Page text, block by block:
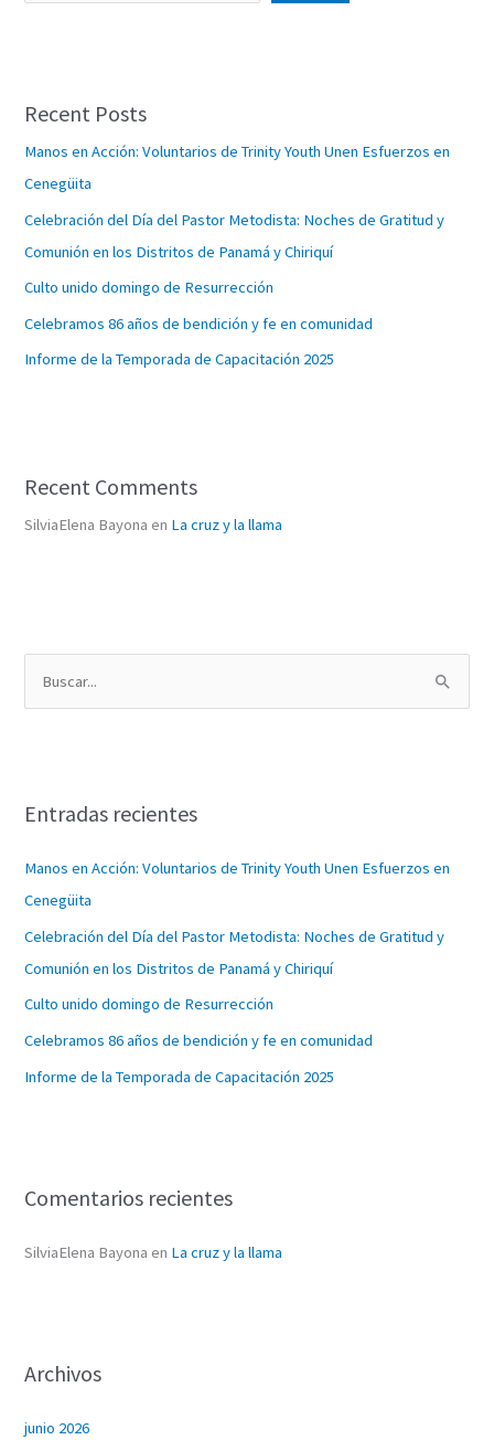
Recent Posts
Manos en Acción: Voluntarios de Trinity Youth Unen Esfuerzos en
Cenegüita
Celebración del Día del Pastor Metodista: Noches de Gratitud y
Comunión en los Distritos de Panamá y Chiriquí
Culto unido domingo de Resurrección
Celebramos 86 años de bendición y fe en comunidad
Informe de la Temporada de Capacitación 2025
Recent Comments
SilviaElena Bayona en La cruz y la llama
a
p
o
r
:
Entradas recientes
Manos en Acción: Voluntarios de Trinity Youth Unen Esfuerzos en
Cenegüita
Celebración del Día del Pastor Metodista: Noches de Gratitud y
Comunión en los Distritos de Panamá y Chiriquí
Culto unido domingo de Resurrección
Celebramos 86 años de bendición y fe en comunidad
Informe de la Temporada de Capacitación 2025
Comentarios recientes
SilviaElena Bayona en La cruz y la llama
Archivos
junio 2026